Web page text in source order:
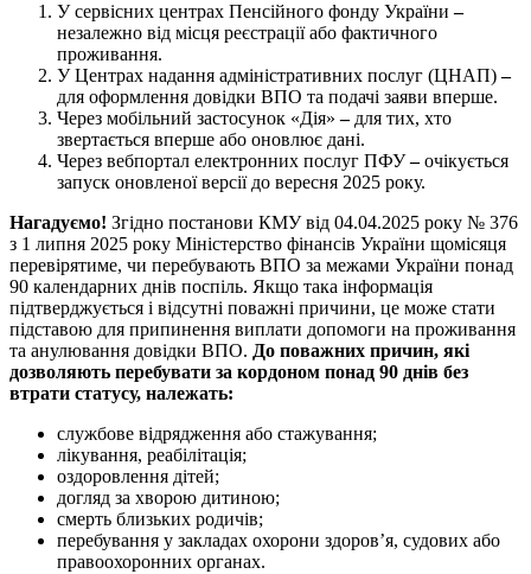
У сервісних центрах Пенсійного фонду України–
незалежно від місця реєстрації або фактичного
проживання.
У Центрах надання адміністративних послуг (ЦНАП)–
для оформлення довідки ВПО та подачі заяви вперше.
Через мобільний застосунок «Дія»–для тих, хто
звертається вперше або оновлює дані.
Через вебпортал електронних послуг ПФУ–очікується
запуск оновленої версії до вересня 2025 року.
Нагадуємо! Згідно постанови КМУ від 04.04.2025 року № 376
з 1 липня 2025 року Міністерство фінансів України щомісяця
перевірятиме, чи перебувають ВПО за межами України понад
90 календарних днів поспіль. Якщо така інформація
підтверджується і відсутні поважні причини, це може стати
підставою для припинення виплати допомоги на проживання
та анулювання довідки ВПО. До поважних причин, які
дозволяють перебувати за кордоном понад 90 днів без
втрати статусу, належать:
службове відрядження або стажування;
лікування, реабілітація;
оздоровлення дітей;
догляд за хворою дитиною;
смерть близьких родичів;
перебування у закладах охорони здоров’я, судових або
правоохоронних органах.